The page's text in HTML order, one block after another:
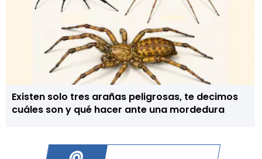
Existen solo tres arañas peligrosas, te decimos
cuáles son y qué hacer ante una mordedura